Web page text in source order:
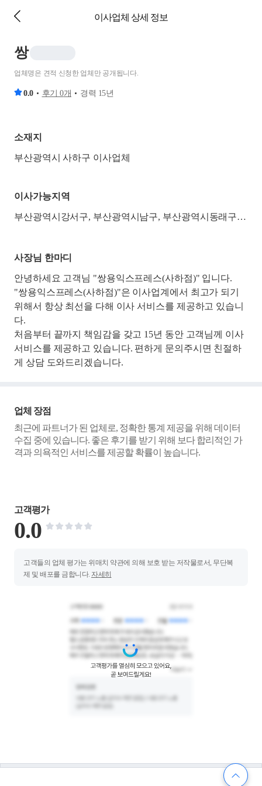
이사업체 상세 정보
쌍
업체명은 견적 신청한 업체만 공개됩니다.
0.0 후기 0개 경력 15년
소재지
부산광역시 사하구 이사업체
이사가능지역
부산광역시강서구, 부산광역시남구, 부산광역시동래구, 부산광역시부산진구, 부산광역시북구, 부산광역시사상구, 부산광역시사하구, 부산광역시서구, 부산광역시연제구, 부산광역시영도구, 부산광역시중구
사장님 한마디
안녕하세요 고객님 "쌍용익스프레스(사하점)" 입니다.
"쌍용익스프레스(사하점)"은 이사업계에서 최고가 되기
위해서 항상 최선을 다해 이사 서비스를 제공하고 있습니
다.
처음부터 끝까지 책임감을 갖고 15년 동안 고객님께 이사
서비스를 제공하고 있습니다. 편하게 문의주시면 친절하
게 상담 도와드리겠습니다.
업체 장점
최근에 파트너가 된 업체로, 정확한 통계 제공을 위해 데이터
수집 중에 있습니다. 좋은 후기를 받기 위해 보다 합리적인 가
격과 의욕적인 서비스를 제공할 확률이 높습니다.
고객평가
0.0
고객들의 업체 평가는 위매치 약관에 의해 보호 받는 저작물로서, 무단복
제 및 배포를 금합니다. 자세히